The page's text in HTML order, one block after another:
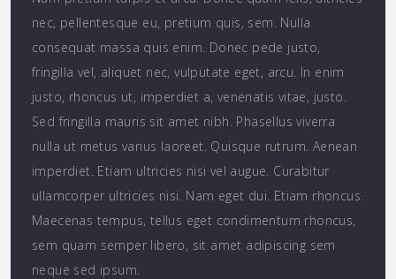
nec, pellentesque eu, pretium quis, sem. Nulla
consequat massa quis enim. Donec pede justo,
fringilla vel, aliquet nec, vulputate eget, arcu. In enim
justo, rhoncus ut, imperdiet a, venenatis vitae, justo.
Sed fringilla mauris sit amet nibh. Phasellus viverra
nulla ut metus varius laoreet. Quisque rutrum. Aenean
imperdiet. Etiam ultricies nisi vel augue. Curabitur
ullamcorper ultricies nisi. Nam eget dui. Etiam rhoncus.
Maecenas tempus, tellus eget condimentum rhoncus,
sem quam semper libero, sit amet adipiscing sem
neque sed ipsum.